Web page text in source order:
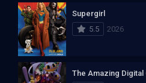
Supergirl
5.5
2026
The Amazing